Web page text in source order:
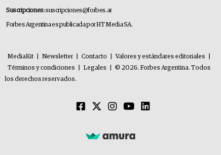
Suscripciones:suscripciones@forbes.ar
Forbes Argentina es publicada por HT Media SA.
MediaKit Newsletter Contacto Valores y estándares editoriales
Términos y condiciones
Legales
© 2026. Forbes Argentina. Todos
los derechos reservados.